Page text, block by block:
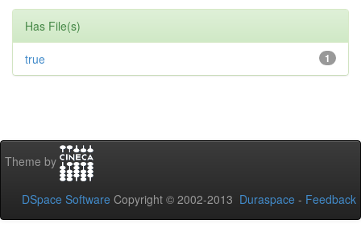
Has File(s)
1
true
Theme by
DSpace Software Copyright © 2002-2013 Duraspace - Feedback